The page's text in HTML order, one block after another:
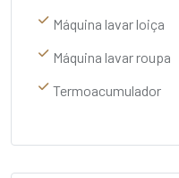
Máquina lavar loiça
Máquina lavar roupa
Termoacumulador